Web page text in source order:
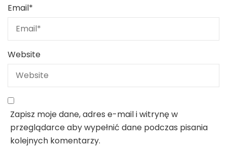
Email*
Website
Zapisz moje dane, adres e-mail i witrynę w
przeglądarce aby wypełnić dane podczas pisania
kolejnych komentarzy.